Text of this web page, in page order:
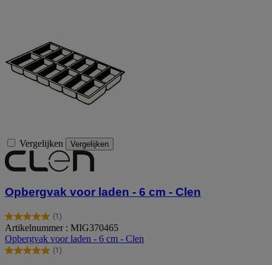
Vergelijken Vergelijken
Opbergvak voor laden - 6 cm - Clen
(1)
5.0
van
de
5
Artikelnummer : MIG370465
Opbergvak voor laden - 6 cm - Clen
(1)
5.0